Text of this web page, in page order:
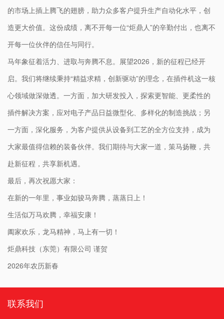
的市场上插上腾飞的翅膀，助力众多客户提升生产自动化水平，创
造更大价值。这份成绩，离不开每一位“炬鼎人”的辛勤付出，也离不
开每一位伙伴的信任与同行。
马年象征着活力、进取与奔腾不息。展望2026，新的征程已经开
启。我们将继续秉持“精益求精，创新驱动”的理念，在插件机这一核
心领域做深做透。一方面，加大研发投入，探索更智能、更柔性的
插件解决方案，应对电子产品日益微型化、多样化的制造挑战；另
一方面，深化服务，为客户提供从设备到工艺的全方位支持，成为
大家最值得信赖的装备伙伴。我们期待与大家一道，策马扬鞭，共
赴新征程，共享新机遇。
最后，再次祝愿大家：
在新的一年里，事业如骏马奔腾，蒸蒸日上！
生活似万马欢腾，幸福安康！
阖家欢乐，龙马精神，马上有一切！
炬鼎科技（东莞）有限公司 谨贺
2026年农历新春
联系我们